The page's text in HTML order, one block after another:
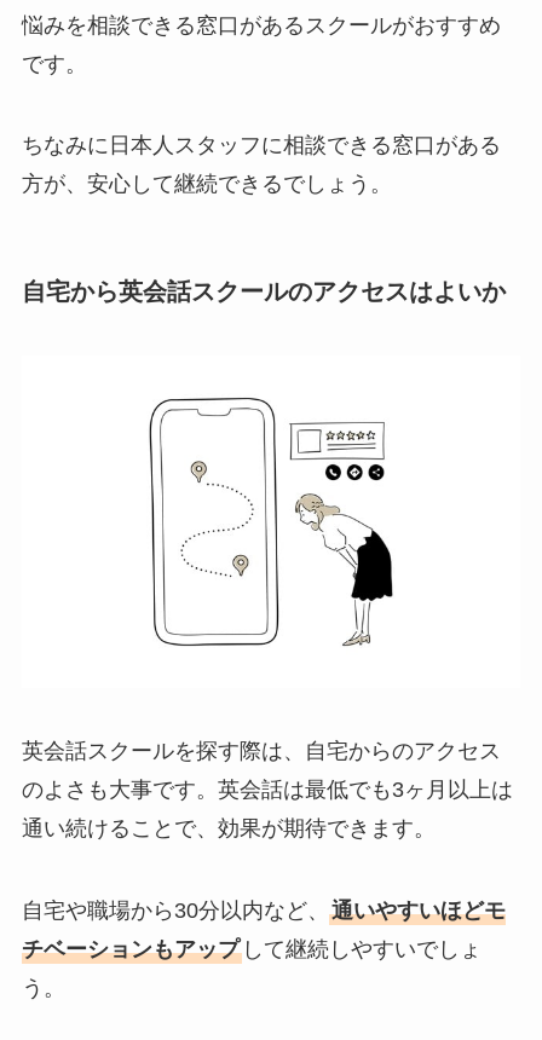
悩みを相談できる窓口があるスクールがおすすめ
です。
ちなみに日本人スタッフに相談できる窓口がある
方が、安心して継続できるでしょう。
自宅から英会話スクールのアクセスはよいか
英会話スクールを探す際は、自宅からのアクセス
のよさも大事です。英会話は最低でも3ヶ月以上は
通い続けることで、効果が期待できます。
自宅や職場から30分以内など、 通いやすいほどモ
チベーションもアップして継続しやすいでしょ
う。